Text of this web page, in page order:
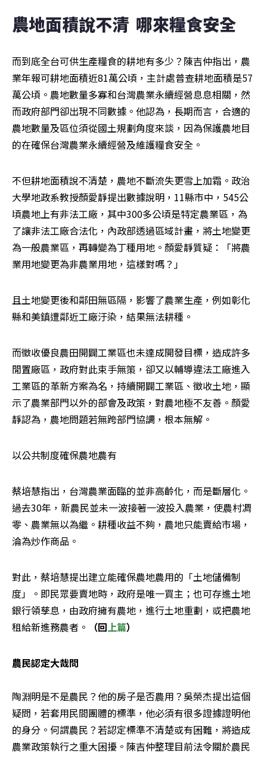
農地面積說不清  哪來糧食安全
而到底全台可供生產糧食的耕地有多少？陳吉仲指出，農
業年報可耕地面積近81萬公頃，主計處普查耕地面積是57
萬公頃。農地數量多寡和台灣農業永續經營息息相關，然
而政府部門卻出現不同數據。他認為，長期而言，合適的
農地數量及區位須從國土規劃角度來談，因為保護農地目
的在確保台灣農業永續經營及維護糧食安全。
不但耕地面積說不清楚，農地不斷流失更雪上加霜。政治
大學地政系教授顏愛靜提出數據說明，11縣市中，545公
頃農地上有非法工廠，其中300多公頃是特定農業區，為
了讓非法工廠合法化，內政部透過區域計畫，將土地變更
為一般農業區，再轉變為丁種用地。顏愛靜質疑：「將農
業用地變更為非農業用地，這樣對嗎？」
且土地變更後和鄰田無區隔，影響了農業生產，例如彰化
縣和美鎮遭鄰近工廠汙染，結果無法耕種。
而徵收優良農田開闢工業區也未達成開發目標，造成許多
閒置廠區，政府對此束手無策，卻又以輔導違法工廠進入
工業區的革新方案為名，持續開闢工業區、徵收土地，顯
示了農業部門以外的部會及政策，對農地極不友善。顏愛
靜認為，農地問題若無跨部門協調，根本無解。
以公共制度確保農地農有
蔡培慧指出，台灣農業面臨的並非高齡化，而是斷層化。
過去30年，新農民並未一波接著一波投入農業，使農村凋
零、農業無以為繼。耕種收益不夠，農地只能賣給市場，
淪為炒作商品。
對此，蔡培慧提出建立能確保農地農用的「土地儲備制
度」。即民眾要賣地時，政府是唯一買主；也可存進土地
銀行領孳息，由政府擁有農地，進行土地重劃，或把農地
租給新進務農者。
（回上篇）
農民認定大哉問
陶淵明是不是農民？他的房子是否農用？吳榮杰提出這個
疑問，若套用民間團體的標準，他必須有很多證據證明他
的身分。何謂農民？若認定標準不清楚或有困難，將造成
農業政策執行之重大困擾。陳吉仲整理目前法令關於農民